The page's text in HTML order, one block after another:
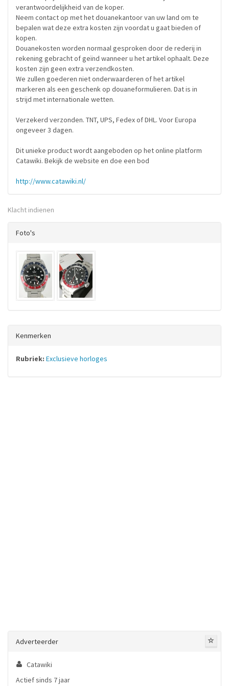
verantwoordelijkheid van de koper.
Neem contact op met het douanekantoor van uw land om te
bepalen wat deze extra kosten zijn voordat u gaat bieden of
kopen.
Douanekosten worden normaal gesproken door de rederij in
rekening gebracht of geïnd wanneer u het artikel ophaalt. Deze
kosten zijn geen extra verzendkosten.
We zullen goederen niet onderwaarderen of het artikel
markeren als een geschenk op douaneformulieren. Dat is in
strijd met internationale wetten.
Verzekerd verzonden. TNT, UPS, Fedex of DHL. Voor Europa
ongeveer 3 dagen.
Dit unieke product wordt aangeboden op het online platform
Catawiki. Bekijk de website en doe een bod
http://www.catawiki.nl/
Klacht indienen
Foto's
Kenmerken
Rubriek: Exclusieve horloges
Adverteerder
Catawiki
Actief sinds 7 jaar